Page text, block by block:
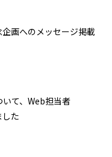
画へのメッセージ掲載
いて、Web担当者
た